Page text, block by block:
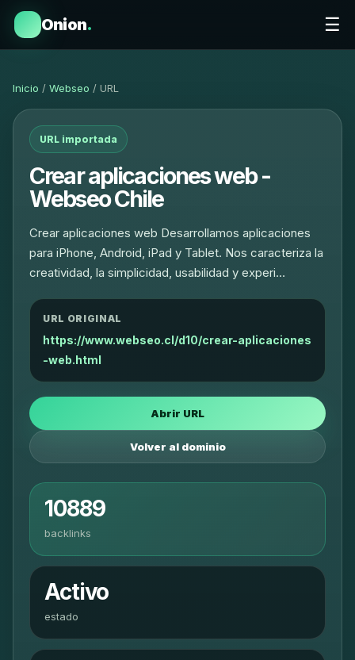
Onion. ☰
Inicio / Webseo / URL
URL importada
Crear aplicaciones web -
Webseo Chile
Crear aplicaciones web Desarrollamos aplicaciones
para iPhone, Android, iPad y Tablet. Nos caracteriza la
creatividad, la simplicidad, usabilidad y experi…
URL ORIGINAL
https://www.webseo.cl/d10/crear-aplicaciones
-web.html
Abrir URL
Volver al dominio
10889
backlinks
Activo
estado